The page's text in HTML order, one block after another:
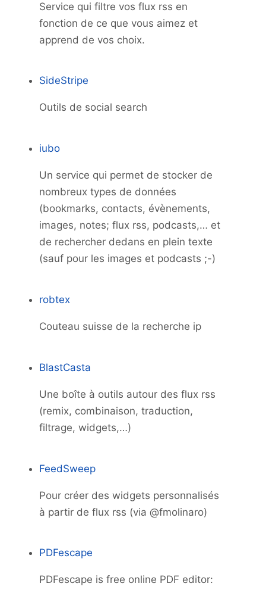
Service qui filtre vos flux rss en
fonction de ce que vous aimez et
apprend de vos choix.
SideStripe
Outils de social search
iubo
Un service qui permet de stocker de
nombreux types de données
(bookmarks, contacts, évènements,
images, notes; flux rss, podcasts,… et
de rechercher dedans en plein texte
(sauf pour les images et podcasts ;-)
robtex
Couteau suisse de la recherche ip
BlastCasta
Une boîte à outils autour des flux rss
(remix, combinaison, traduction,
filtrage, widgets,…)
FeedSweep
Pour créer des widgets personnalisés
à partir de flux rss (via @fmolinaro)
PDFescape
PDFescape is free online PDF editor: